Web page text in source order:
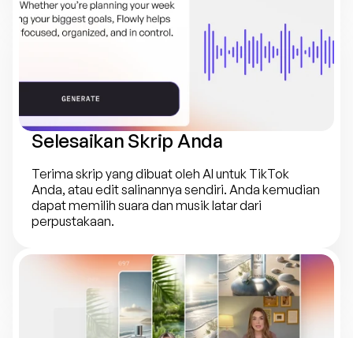
Selesaikan Skrip Anda
Terima skrip yang dibuat oleh AI untuk TikTok
Anda, atau edit salinannya sendiri. Anda kemudian
dapat memilih suara dan musik latar dari
perpustakaan.